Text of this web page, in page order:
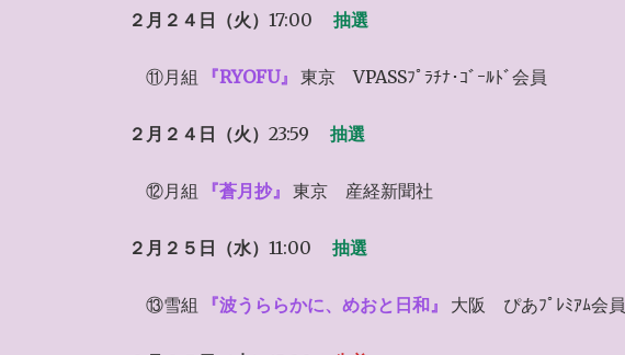
２月２４日（火） 17:00 抽選
⑪月組 『RYOFU』 東京 VPASSﾌﾟﾗﾁﾅ･ｺﾞｰﾙﾄﾞ会員
２月２４日（火） 23:59 抽選
⑫月組 『蒼月抄』 東京 産経新聞社
２月２５日（水） 11:00 抽選
⑬雪組 『波うららかに、めおと日和』 大阪 ぴあﾌﾟﾚﾐｱﾑ会員